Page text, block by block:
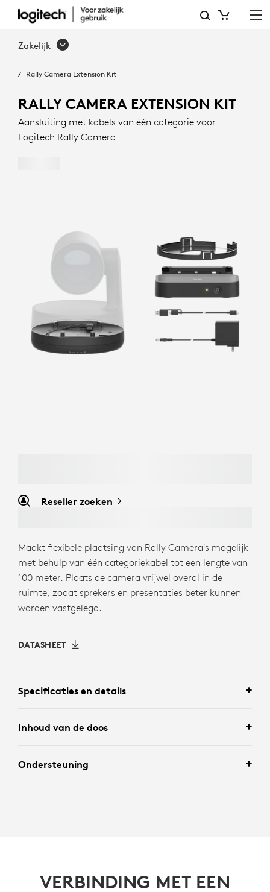
RALLY
CAMERA
KIT
Zakelijk
Rally Camera Extension Kit
RALLY CAMERA EXTENSION KIT
Aansluiting met kabels van één categorie voor
Logitech Rally Camera
Reseller zoeken
Maakt flexibele plaatsing van Rally Camera's mogelijk
met behulp van één categoriekabel tot een lengte van
100 meter. Plaats de camera vrijwel overal in de
ruimte, zodat sprekers en presentaties beter kunnen
worden vastgelegd.
DATASHEET
Specificaties en details
Inhoud van de doos
Ondersteuning
VERBINDING MET EEN